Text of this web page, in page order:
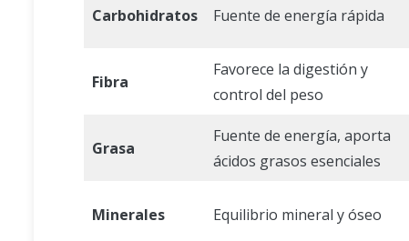
Carbohidratos Fuente de energía rápida
Fibra
Favorece la digestión y
control del peso
Grasa
Fuente de energía, aporta
ácidos grasos esenciales
Minerales Equilibrio mineral y óseo